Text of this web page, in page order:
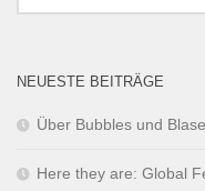
NEUESTE BEITRÄGE
Über Bubbles und
Here they are: Global